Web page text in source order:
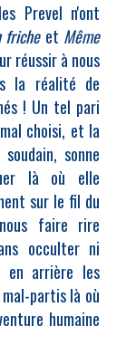
Prevel n'ont
fricheet Même
réussir à nous
la réalité de
! Un tel pari
choisi, et la
sonne
là où elle
sur le fil du
faire rire
occulter ni
en arrière les
partis là où
humaine